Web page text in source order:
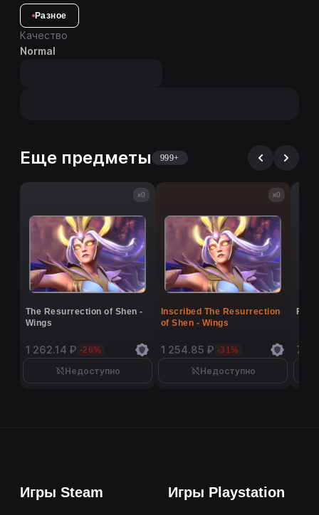
Разное
Качество
Normal
Еще предметы 999+
x0
The Resurrection of Shen -
Wings
1 262.14 ₽ -26%
Недоступно
x0
Inscribed The Resurrection
of Shen - Wings
1 254.85 ₽ -31%
Недоступно
7
Игры Steam Игры Playstation